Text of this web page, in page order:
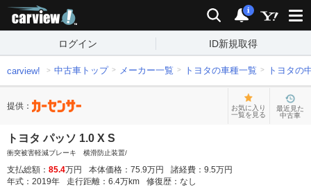
検索 通知
i
ログイン ID新規取得
carview! 中古車トップ メーカー一覧 トヨタの車種一覧 トヨタの
提供：
お気に入り
一覧を見る
最近見た
中古車
トヨタ パッソ 1.0 X S
衝突被害軽減ブレーキ 横滑防止装置/
支払総額： 85.4万円 本体価格： 75.9万円 諸経費： 9.5万円
年式： 2019年 走行距離： 6.4万km 修復歴： なし